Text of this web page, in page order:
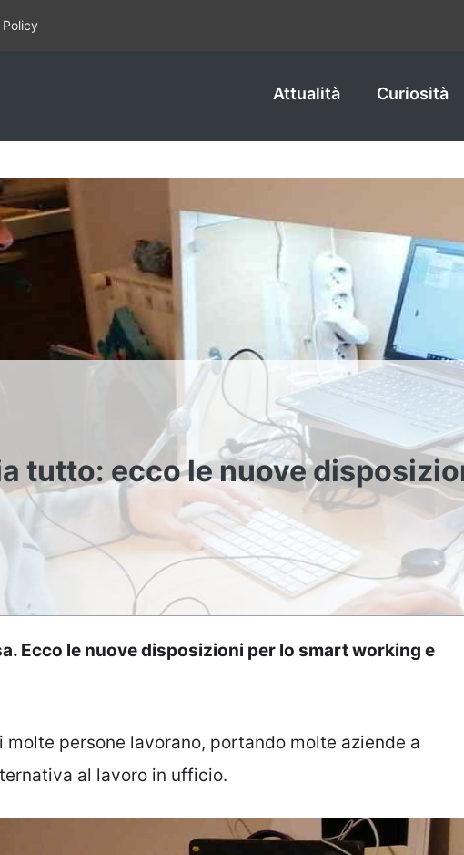
Attualità Curiosità
tutto: ecco le nuove
Ecco le nuove disposizioni per lo smart working e
persone lavorano, portando molte aziende a
al lavoro in ufficio.